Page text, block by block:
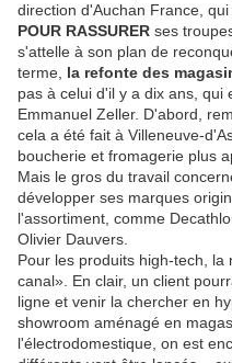
direction d'Auchan France,
POUR RASSURER ses
s'attelle à son plan de
terme, la refonte des
pas à celui d'il y a dix ans,
Emmanuel Zeller. D'abord,
cela a été fait à Villeneuve-
boucherie et fromagerie plus
Mais le gros du travail
développer ses marques
l'assortiment, comme
Olivier Dauvers.
Pour les produits high-tech, la
canal». En clair, un client
ligne et venir la chercher en
showroom aménagé en
l'électrodomestique, on est